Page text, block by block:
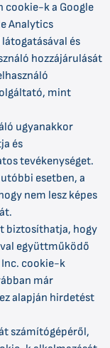
cookie-k a Google
Analytics
és
hozzájárulását
mint
ugyanakkor
és
tevékenységet.
esetben, a
nem lesz képes
biztosíthatja, hogy
együttműködő
Inc. cookie-k
már
alapján hirdetést
számítógépéről,